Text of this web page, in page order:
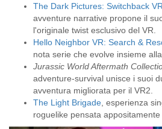
The Dark Pictures: Switchback VR
avventure narrative propone il
l'originale twist esclusivo del VR.
Hello Neighbor VR: Search &
nota serie che evolve insieme
Jurassic World Aftermath
adventure-survival unisce i suoi
avventura migliorata per il VR2.
The Light Brigade , esperienza
roguelike pensata appositamente